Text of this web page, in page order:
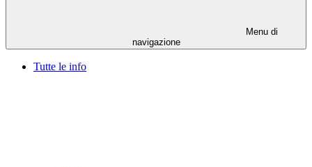
Menu di
navigazione
Tutte le info